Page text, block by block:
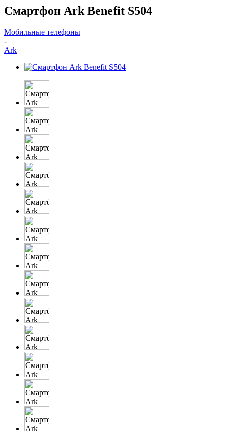
Смартфон Ark Benefit S504
Мобильные телефоны
-
Ark